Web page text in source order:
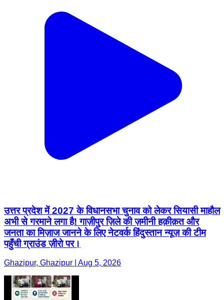
उत्तर प्रदेश में 2027 के विधानसभा चुनाव को लेकर सियासी माहौल
अभी से गरमाने लगा है! गाज़ीपुर ज़िले की ज़मीनी हक़ीक़त और
जनता का मिज़ाज जानने के लिए नेटवर्क हिंदुस्तान न्यूज़ की टीम
पहुँची ग्राउंड ज़ीरो पर।
Ghazipur, Ghazipur | Aug 5, 2026